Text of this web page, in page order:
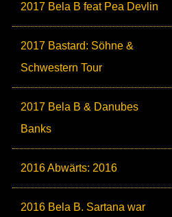
2017 Bela B feat Pea Devlin
2017 Bastard: Söhne &
Schwestern Tour
2017 Bela B & Danubes
Banks
2016 Abwärts: 2016
2016 Bela B. Sartana war